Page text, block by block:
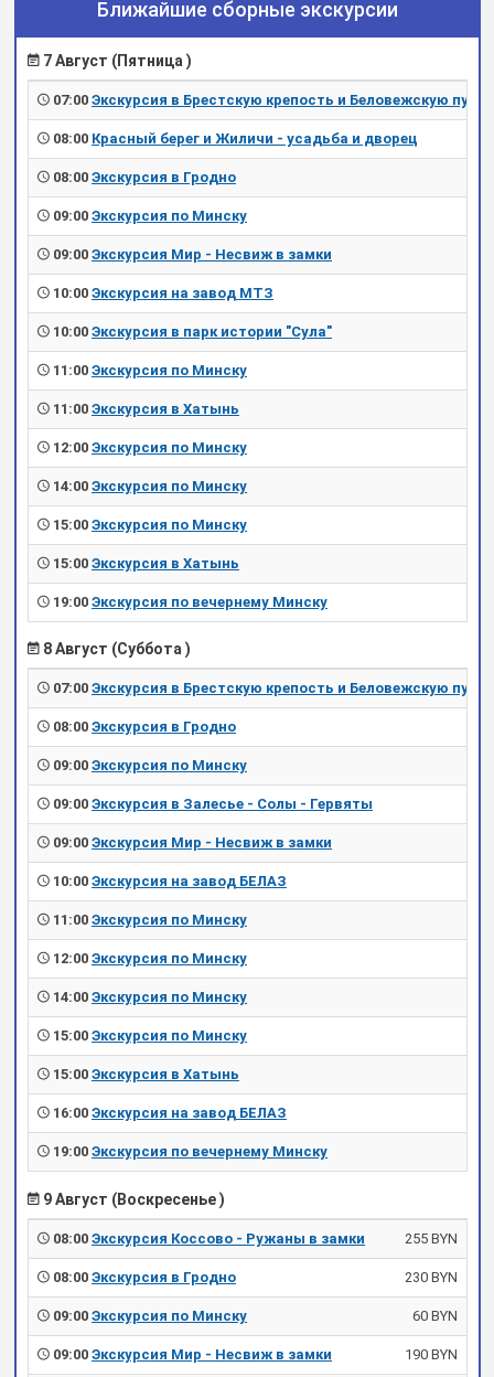
Ближайшие сборные экскурсии
7 Август (Пятница )
07:00 Экскурсия в Брестскую крепость и Беловежскую пущу
08:00 Красный берег и Жиличи - усадьба и дворец
08:00 Экскурсия в Гродно
09:00 Экскурсия по Минску
09:00 Экскурсия Мир - Несвиж в замки
10:00 Экскурсия на завод МТЗ
10:00 Экскурсия в парк истории "Сула"
11:00 Экскурсия по Минску
11:00 Экскурсия в Хатынь
12:00 Экскурсия по Минску
14:00 Экскурсия по Минску
15:00 Экскурсия по Минску
15:00 Экскурсия в Хатынь
19:00 Экскурсия по вечернему Минску
8 Август (Суббота )
07:00 Экскурсия в Брестскую крепость и Беловежскую пущу
08:00 Экскурсия в Гродно
09:00 Экскурсия по Минску
09:00 Экскурсия в Залесье - Солы - Гервяты
09:00 Экскурсия Мир - Несвиж в замки
10:00 Экскурсия на завод БЕЛАЗ
11:00 Экскурсия по Минску
12:00 Экскурсия по Минску
14:00 Экскурсия по Минску
15:00 Экскурсия по Минску
15:00 Экскурсия в Хатынь
16:00 Экскурсия на завод БЕЛАЗ
19:00 Экскурсия по вечернему Минску
9 Август (Воскресенье )
08:00 Экскурсия Коссово - Ружаны в замки 255 BYN
08:00 Экскурсия в Гродно 230 BYN
09:00 Экскурсия по Минску 60 BYN
09:00 Экскурсия Мир - Несвиж в замки 190 BYN